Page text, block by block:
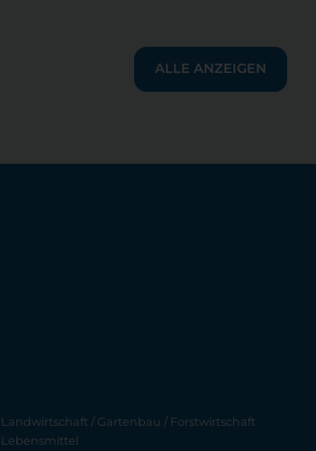
ALLE ANZEIGEN
Landwirtschaft / Gartenbau / Forstwirtschaft
Lebensmittel